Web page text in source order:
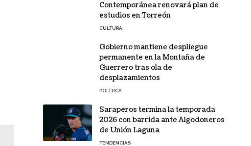
Contemporánea renovará plan de
estudios en Torreón
CULTURA
Gobierno mantiene despliegue
permanente en la Montaña de
Guerrero tras ola de
desplazamientos
POLÍTICA
Saraperos termina la temporada
2026 con barrida ante Algodoneros
de Unión Laguna
TENDENCIAS